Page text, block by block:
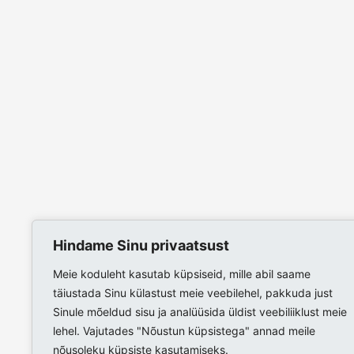
Hindame Sinu privaatsust
Meie koduleht kasutab küpsiseid, mille abil saame
täiustada Sinu külastust meie veebilehel, pakkuda just
Sinule mõeldud sisu ja analüüsida üldist veebiliiklust meie
lehel. Vajutades "Nõustun küpsistega" annad meile
nõusoleku küpsiste kasutamiseks.